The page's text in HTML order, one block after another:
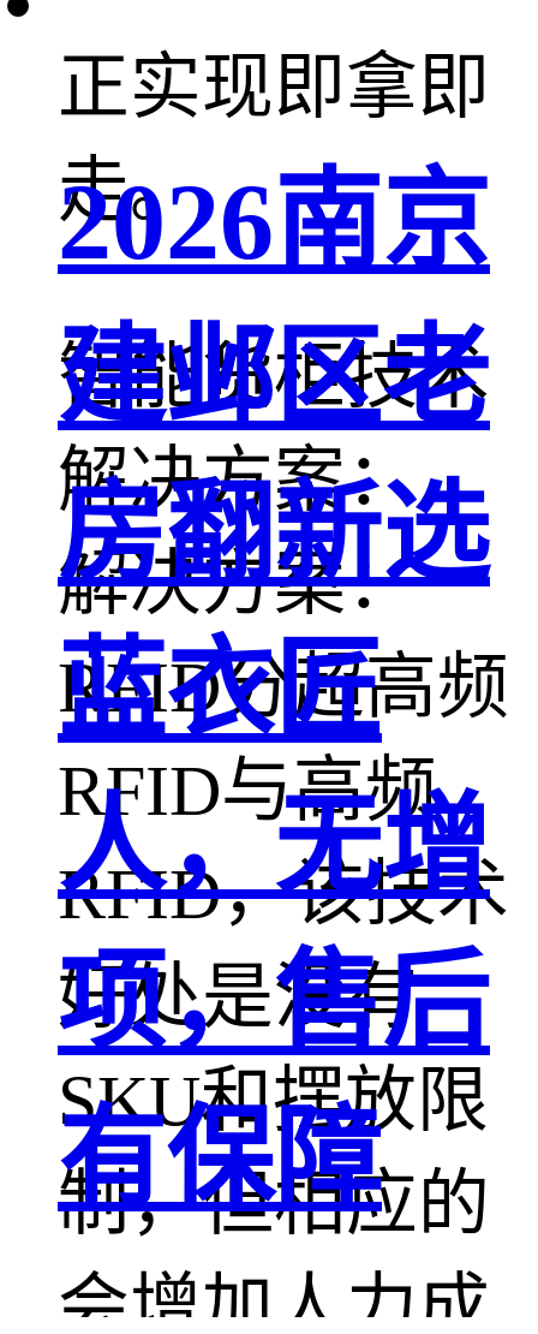
正实现即拿即
走。
智能货柜技术
解决方案：
解决方案：
RFID分超高频
RFID与高频
RFID，该技术
好处是没有
SKU和摆放限
制，但相应的
会增加人力成
2026南京
建邺区老
房翻新选
蓝衣匠
人，无增
项，售后
有保障